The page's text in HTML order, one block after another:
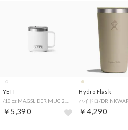
YETI
￥5,390
Hydro Flask
￥4,290